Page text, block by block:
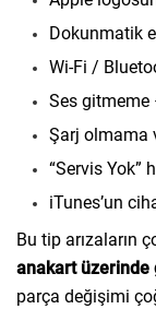
Dokunmatik
Wi-Fi /
Ses gitmeme
Şarj olmama
“Servis Yok”
iTunes’un
Bu tip arızaların
anakart
parça değişimi